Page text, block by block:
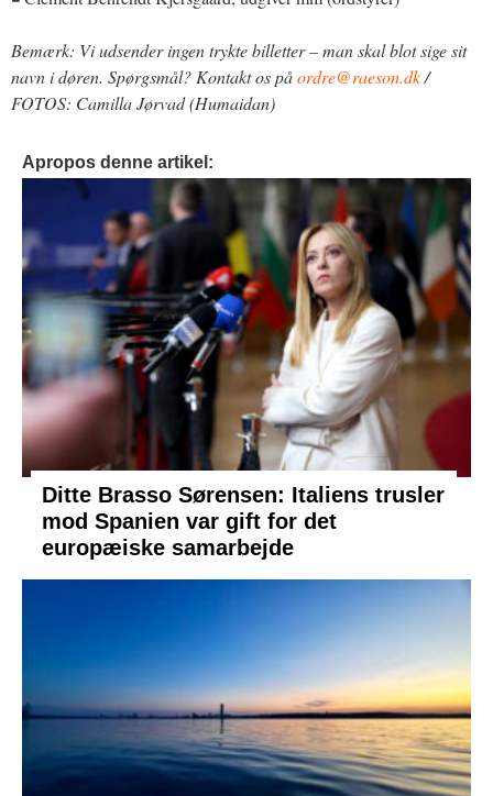
Bemærk: Vi udsender ingen trykte billetter – man skal blot sige sit
navn i døren. Spørgsmål? Kontakt os påordre@raeson.dk/
FOTOS: Camilla Jørvad (Humaidan)
Apropos denne artikel:
Ditte Brasso Sørensen: Italiens trusler
mod Spanien var gift for det
europæiske samarbejde